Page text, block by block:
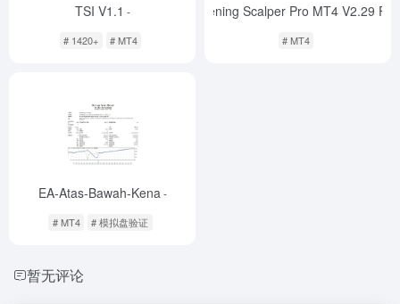
TSI V1.1 -
# 1420+ # MT4
Evening Scalper Pro MT4 V2.29 Fix
# MT4
EA-Atas-Bawah-Kena -
# MT4 # 模拟盘验证
暂无评论